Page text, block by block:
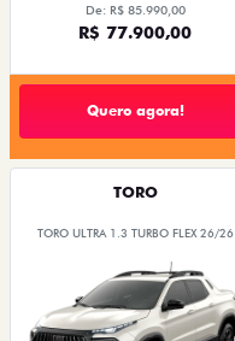
De: R$ 85.990,00
R$ 77.900,00
Quero agora!
TORO
TORO ULTRA 1.3 TURBO FLEX 26/26